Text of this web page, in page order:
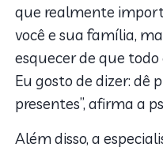
que realmente
você e sua família,
esquecer de que
Eu gosto de dizer: dê
presentes”, afirma a
Além disso, a